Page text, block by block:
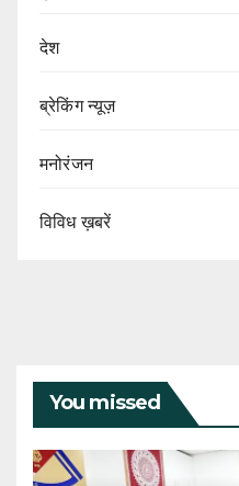
देश
ब्रेकिंग न्यूज़
मनोरंजन
विविध ख़बरें
You missed